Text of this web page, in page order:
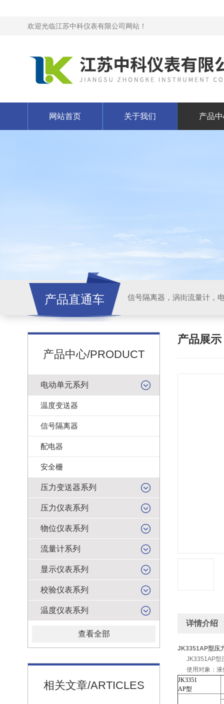
欢迎光临江苏中科仪表有限公司网站！
网站首页 关于我们 产品
产品直通车 信号隔离器，涡街流量计，
产品中心/PRODUCT
电动单元系列
温度变送器
信号隔离器
配电器
安全栅
压力变送器系列
压力仪表系列
物位仪表系列
流量计系列
显示仪表系列
校验仪表系列
温度仪表系列
查看全部
相关文章/ARTICLES
产品展示
详情介绍
JK3351AP型压
JK3351AP型
使用对象：液
JK3351
AP型